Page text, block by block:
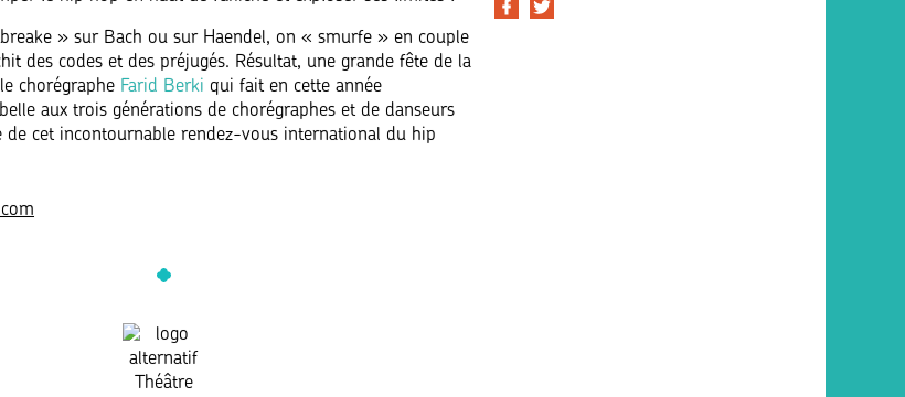
» sur Bach ou sur Haendel, on « smurfe » en couple
des codes et des préjugés. Résultat, une grande fête de la
chorégraphe Farid Berki qui fait en cette année
aux trois générations de chorégraphes et de danseurs
de cet incontournable rendez-vous international du hip